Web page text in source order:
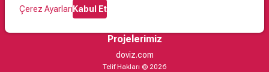
Çerez AyarlarıKabul Et
İletişimYardımKullanıcı Sözleşmesi
Projelerimiz
doviz.com
Telif Hakları © 2026